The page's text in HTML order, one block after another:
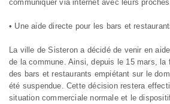
communiquer via internet avec leurs
• Une aide directe pour les bars et
La ville de Sisteron a décidé de venir en
de la commune. Ainsi, depuis le 15 mars, la
des bars et restaurants empiétant sur le
été suspendue. Cette décision restera
situation commerciale normale et le